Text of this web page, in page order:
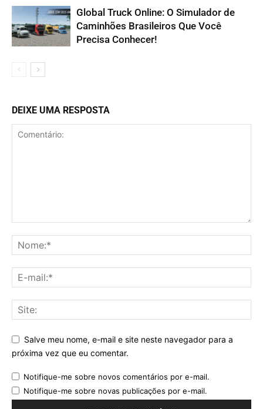
Global Truck Online: O Simulador de
Caminhões Brasileiros Que Você
Precisa Conhecer!
DEIXE UMA RESPOSTA
Salve meu nome, e-mail e site neste navegador para a
próxima vez que eu comentar.
Notifique-me sobre novos comentários por e-mail.
Notifique-me sobre novas publicações por e-mail.